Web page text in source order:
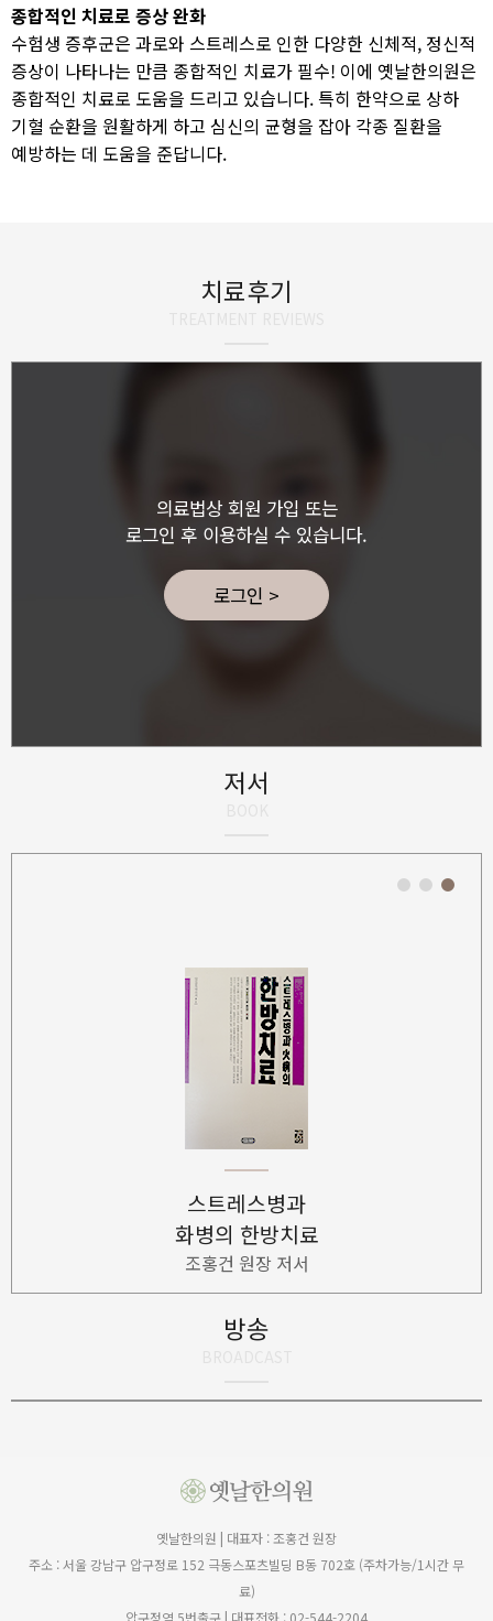
종합적인 치료로 증상 완화
수험생 증후군은 과로와 스트레스로 인한 다양한 신체적, 정신적
증상이 나타나는 만큼 종합적인 치료가 필수! 이에 옛날한의원은
종합적인 치료로 도움을 드리고 있습니다. 특히 한약으로 상하
기혈 순환을 원활하게 하고 심신의 균형을 잡아 각종 질환을
예방하는 데 도움을 준답니다.
치료후기
의료법상 회원 가입 또는
로그인 후 이용하실 수 있습니다.
로그인 >
저서
강박증의 이해와 치료
방송
옛날한의원 | 대표자 : 조홍건 원장
주소 : 서울 강남구 압구정로 152 극동스포츠빌딩 B동 702호 (주차가능/1시간 무
료)